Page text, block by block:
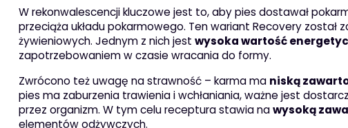
W rekonwalescencji kluczowe jest to, aby pies dostawał
przeciąża układu pokarmowego. Ten wariant Recovery został
żywieniowych. Jednym z nich jest wysoka wartość
zapotrzebowaniem w czasie wracania do formy.
Zwrócono też uwagę na strawność – karma ma niską
pies ma zaburzenia trawienia i wchłaniania, ważne jest
przez organizm. W tym celu receptura stawia nawysoką
elementów odżywczych.